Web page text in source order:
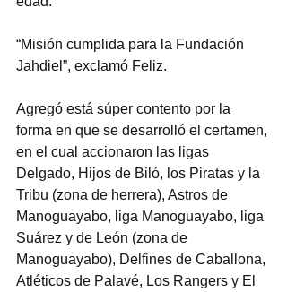
“Misión cumplida para la Fundación
Jahdiel”, exclamó Feliz.
Agregó está súper contento por la
forma en que se desarrolló el certamen,
en el cual accionaron las ligas
Delgado, Hijos de Biló, los Piratas y la
Tribu (zona de herrera), Astros de
Manoguayabo, liga Manoguayabo, liga
Suárez y de León (zona de
Manoguayabo), Delfines de Caballona,
Atléticos de Palavé, Los Rangers y El